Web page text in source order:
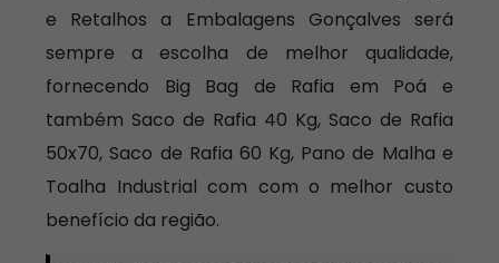
e Retalhos a Embalagens Gonçalves será
sempre a escolha de melhor qualidade,
fornecendo Big Bag de Rafia em Poá e
também Saco de Rafia 40 Kg, Saco de Rafia
50x70, Saco de Rafia 60 Kg, Pano de Malha e
Toalha Industrial com com o melhor custo
benefício da região.